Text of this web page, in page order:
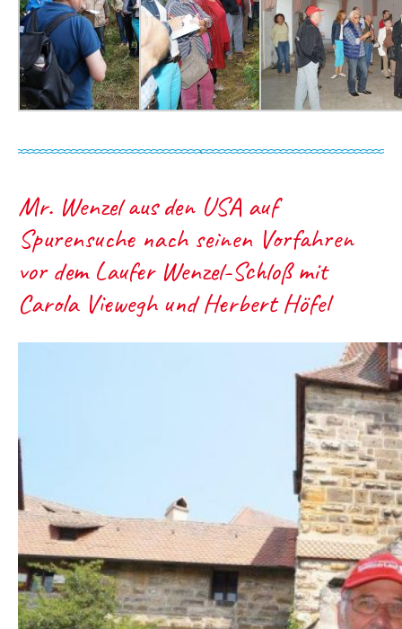
Mr. Wenzel aus den USA auf
Spurensuche nach seinen Vorfahren
vor dem Laufer Wenzel-Schloß mit
Carola Viewegh und Herbert Höfel